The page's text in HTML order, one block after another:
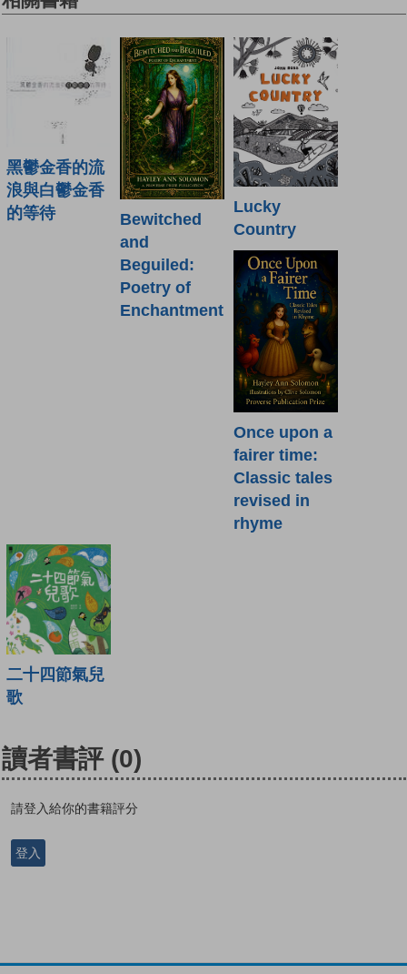
黑鬱金香的流
浪與白鬱金香
的等待
Bewitched
and
Beguiled:
Poetry of
Enchantment
Lucky
Country
Once upon a
fairer time:
Classic tales
revised in
rhyme
二十四節氣兒
歌
讀者書評 (0)
請登入給你的書籍評分
登入